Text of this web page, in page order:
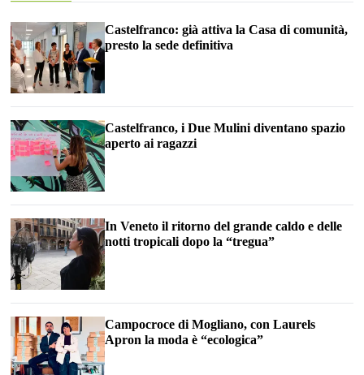
Castelfranco: già attiva la Casa di comunità,
presto la sede definitiva
Castelfranco, i Due Mulini diventano spazio
aperto ai ragazzi
In Veneto il ritorno del grande caldo e delle
notti tropicali dopo la “tregua”
Campocroce di Mogliano, con Laurels
Apron la moda è “ecologica”